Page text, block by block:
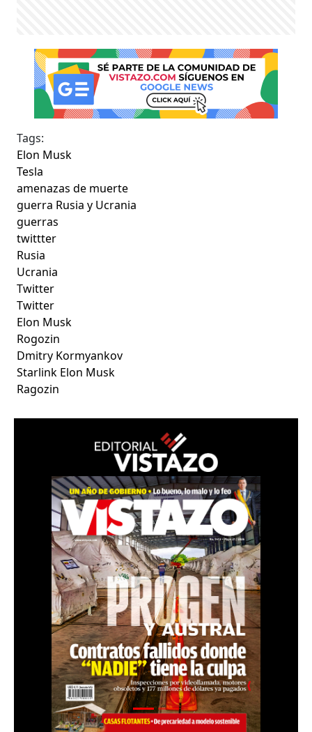
Tags:
Elon Musk
Tesla
amenazas de muerte
guerra Rusia y Ucrania
guerras
twittter
Rusia
Ucrania
Twitter
Twitter
Elon Musk
Rogozin
Dmitry Kormyankov
Starlink Elon Musk
Ragozin